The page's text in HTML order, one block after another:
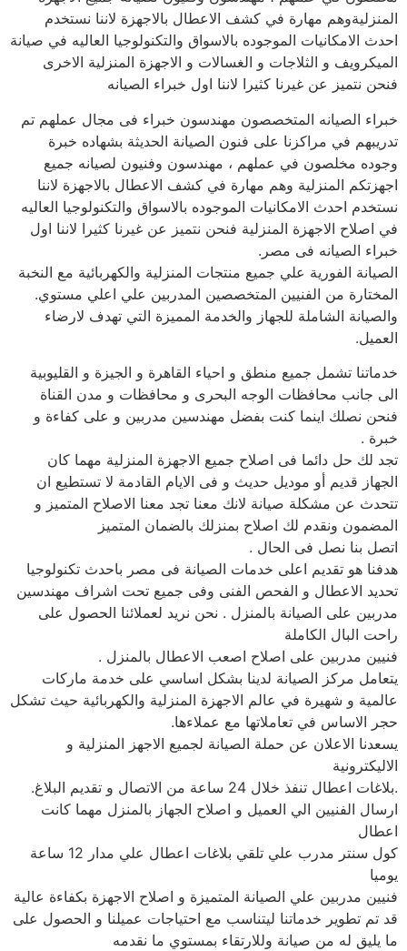
المنزليةوهم مهارة في كشف الاعطال بالاجهزة لاننا نستخدم
احدث الامكانيات الموجوده بالاسواق والتكنولوجيا العاليه في صيانة
الميكرويف و الثلاجات و الغسالات و الاجهزة المنزلية الاخرى
فنحن نتميز عن غيرنا كثيرا لاننا اول خبراء الصيانه
خبراء الصيانه المتخصصون مهندسون خبراء فى مجال عملهم تم
تدريبهم في مراكزنا على فنون الصيانة الحديثة بشهاده خبرة
وجوده مخلصون في عملهم ، مهندسون وفنيون لصيانه جميع
اجهزتكم المنزلية وهم مهارة في كشف الاعطال بالاجهزة لاننا
نستخدم احدث الامكانيات الموجوده بالاسواق والتكنولوجيا العاليه
في اصلاح الاجهزة المنزلية فنحن نتميز عن غيرنا كثيرا لاننا اول
خبراء الصيانه فى مصر.
الصيانة الفورية علي جميع منتجات المنزلية والكهربائية مع النخبة
المختارة من الفنيين المتخصصين المدربين علي اعلي مستوي.
والصيانة الشاملة للجهاز والخدمة المميزة التي تهدف لارضاء
العميل.
خدماتنا تشمل جميع منطق و احياء القاهرة و الجيزة و القليوبية
الى جانب محافظات الوجه البحرى و محافظات و مدن القناة
فنحن نصلك اينما كنت بفضل مهندسين مدربين و على كفاءة و
خبرة .
تجد لك حل دائما فى اصلاح جميع الاجهزة المنزلية مهما كان
الجهاز قديم أو موديل حديث و فى الايام القادمة لا تستطيع ان
تتحدث عن مشكلة صيانة لانك معنا تجد معنا الاصلاح المتميز و
المضمون ونقدم لك اصلاح بمنزلك بالضمان المتميز
اتصل بنا نصل فى الحال .
هدفنا هو تقديم اعلى خدمات الصيانة فى مصر باحدث تكنولوجيا
تحديد الاعطال و الفحص الفنى وفى جميع تحت اشراف مهندسين
مدربين على الصيانة بالمنزل . نحن نريد لعملائنا الحصول على
راحت البال الكاملة
فنيين مدربين على اصلاح اصعب الاعطال بالمنزل .
يتعامل مركز الصيانة لدينا بشكل اساسي على خدمة ماركات
عالمية و شهيرة في عالم الاجهزة المنزلية والكهربائية حيث تشكل
حجر الاساس في تعاملاتها مع عملاءها.
يسعدنا الاعلان عن حملة الصيانة لجميع الاجهز المنزلية و
الاليكترونية
.بلاغات اعطال تنفذ خلال 24 ساعة من الاتصال و تقديم البلاغ.
ارسال الفنيين الي العميل و اصلاح الجهاز بالمنزل مهما كانت
اعطال
كول سنتر مدرب علي تلقي بلاغات اعطال علي مدار 12 ساعة
يوميا
فنيين مدربين علي الصيانة المتميزة و اصلاح الاجهزة بكفاءة عالية
قد تم تطوير خدماتنا ليتناسب مع احتياجات عميلنا و الحصول على
ما يليق له من صيانة وللارتقاء بمستوي ما نقدمه